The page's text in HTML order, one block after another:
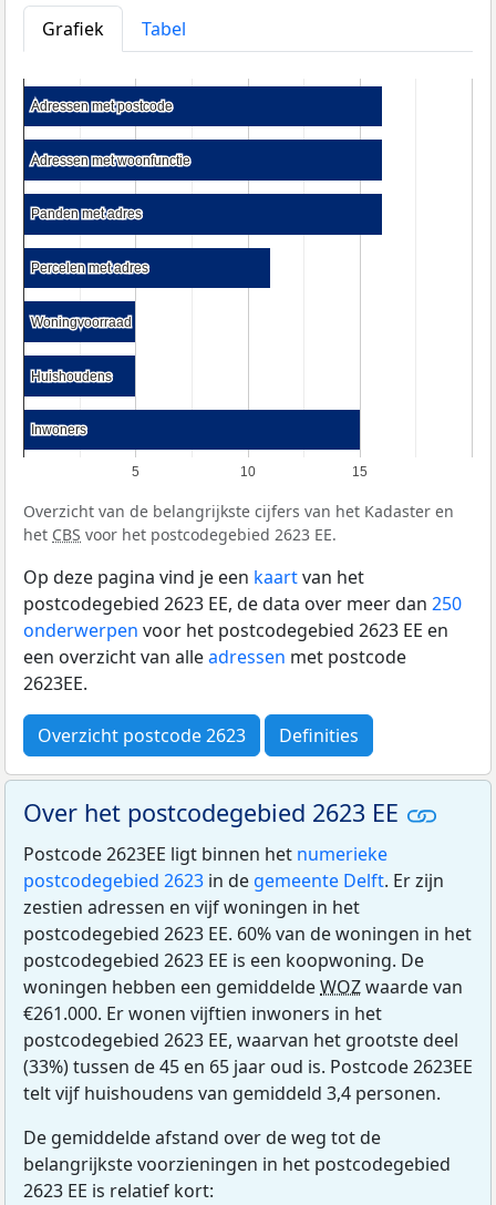
Grafiek
Tabel
5 10 15
Adressen met postcode
Adressen met postcode
Adressen met woonfunctie
Adressen met woonfunctie
Panden met adres
Panden met adres
Percelen met adres
Percelen met adres
Woningvoorraad
Woningvoorraad
Huishoudens
Huishoudens
Inwoners
Inwoners
Overzicht van de belangrijkste cijfers van het Kadaster en
het CBS voor het postcodegebied 2623 EE.
Op deze pagina vind je een kaartvan het
postcodegebied 2623 EE, de data over meer dan 250
onderwerpen voor het postcodegebied 2623 EE en
een overzicht van alleadressen met postcode
2623EE.
Overzicht postcode 2623 Definities
Over het postcodegebied 2623 EE
Postcode 2623EE ligt binnen het numerieke
postcodegebied 2623 in de gemeente Delft. Er zijn
zestien adressen en vijf woningen in het
postcodegebied 2623 EE. 60% van de woningen in het
postcodegebied 2623 EE is een koopwoning. De
woningen hebben een gemiddeldeWOZwaarde van
€261.000. Er wonen vijftien inwoners in het
postcodegebied 2623 EE, waarvan het grootste deel
(33%) tussen de 45 en 65 jaar oud is. Postcode 2623EE
telt vijf huishoudens van gemiddeld 3,4 personen.
De gemiddelde afstand over de weg tot de
belangrijkste voorzieningen in het postcodegebied
2623 EE is relatief kort: